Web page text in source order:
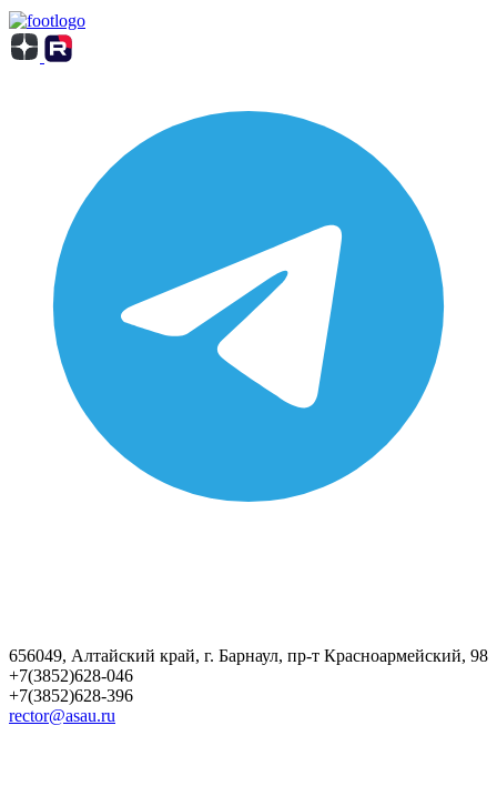
656049, Алтайский край, г. Барнаул, пр-т Красноармейский, 98
+7(3852)628-046
+7(3852)628-396
rector@asau.ru